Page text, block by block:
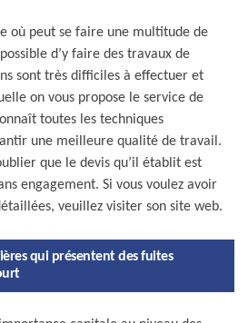
où peut se faire une multitude de
d’y faire des travaux de
sont très difficiles à effectuer et
on vous propose le service de
toutes les techniques
une meilleure qualité de travail.
que le devis qu’il établit est
engagement. Si vous voulez avoir
veuillez visiter son site web.
qui présentent des fuites